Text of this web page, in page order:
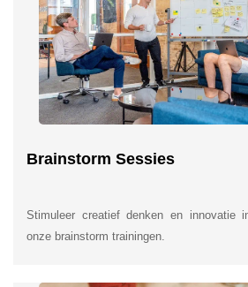
Brainstorm Sessies
Stimuleer creatief denken en innovatie
onze brainstorm trainingen.